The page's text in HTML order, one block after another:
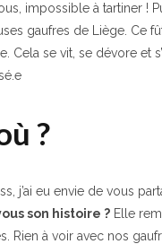
impossible à tartiner !
gaufres de Liège. Ce
se vit, se dévore et
?
j’ai eu envie de vous
son histoire ? Elle
Rien à voir avec nos